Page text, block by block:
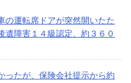
の運転席ドアが突然開いたた
遺障害１４級認定、約３６０
ったが、保険会社提示から約